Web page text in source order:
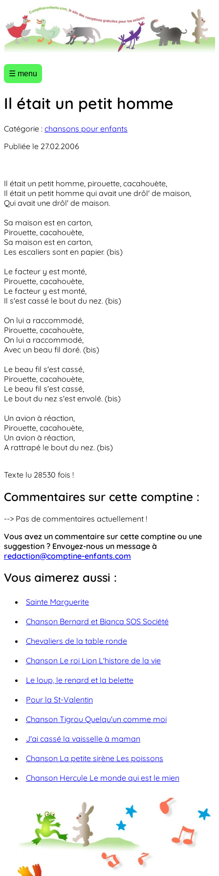
☰ menu
Il était un petit homme
Catégorie : chansons pour enfants
Publiée le 27.02.2006
Il était un petit homme, pirouette, cacahouète,
Il était un petit homme qui avait une drôl' de maison,
Qui avait une drôl' de maison.
Sa maison est en carton,
Pirouette, cacahouète,
Sa maison est en carton,
Les escaliers sont en papier. (bis)
Le facteur y est monté,
Pirouette, cacahouète,
Le facteur y est monté,
Il s'est cassé le bout du nez. (bis)
On lui a raccommodé,
Pirouette, cacahouète,
On lui a raccommodé,
Avec un beau fil doré. (bis)
Le beau fil s'est cassé,
Pirouette, cacahouète,
Le beau fil s'est cassé,
Le bout du nez s'est envolé. (bis)
Un avion à réaction,
Pirouette, cacahouète,
Un avion à réaction,
A rattrapé le bout du nez. (bis)
Texte lu 28530 fois !
Commentaires sur cette comptine :
--> Pas de commentaires actuellement !
Vous avez un commentaire sur cette comptine ou une
suggestion ? Envoyez-nous un message à
redaction@comptine-enfants.com
Vous aimerez aussi :
Sainte Marguerite
Chanson Bernard et Bianca SOS Société
Chevaliers de la table ronde
Chanson Le roi Lion L'histore de la vie
Le loup, le renard et la belette
Pour la St-Valentin
Chanson Tigrou Quelqu'un comme moi
J'ai cassé la vaisselle à maman
Chanson La petite sirène Les poissons
Chanson Hercule Le monde qui est le mien